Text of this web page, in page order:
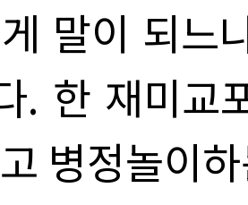
말이 되느
. 한 재미교
병정놀이